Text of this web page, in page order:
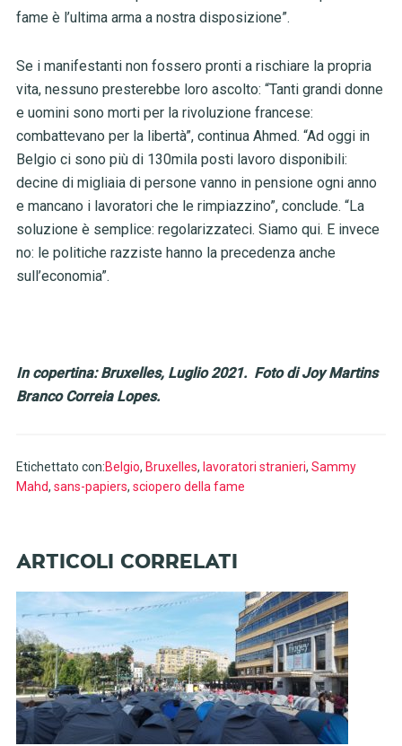
fame è l’ultima arma a nostra disposizione”.
Se i manifestanti non fossero pronti a rischiare la propria
vita, nessuno presterebbe loro ascolto: “Tanti grandi donne
e uomini sono morti per la rivoluzione francese:
combattevano per la libertà”, continua Ahmed. “Ad oggi in
Belgio ci sono più di 130mila posti lavoro disponibili:
decine di migliaia di persone vanno in pensione ogni anno
e mancano i lavoratori che le rimpiazzino”, conclude. “La
soluzione è semplice: regolarizzateci. Siamo qui. E invece
no: le politiche razziste hanno la precedenza anche
sull’economia”.
In copertina: Bruxelles, Luglio 2021. Foto di Joy Martins
Branco Correia Lopes.
Etichettato con:Belgio, Bruxelles, lavoratori stranieri, Sammy
Mahd, sans-papiers, sciopero della fame